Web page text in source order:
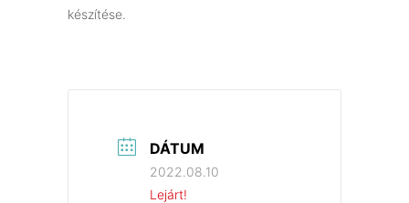
készítése.
DÁTUM
2022.08.10
Lejárt!